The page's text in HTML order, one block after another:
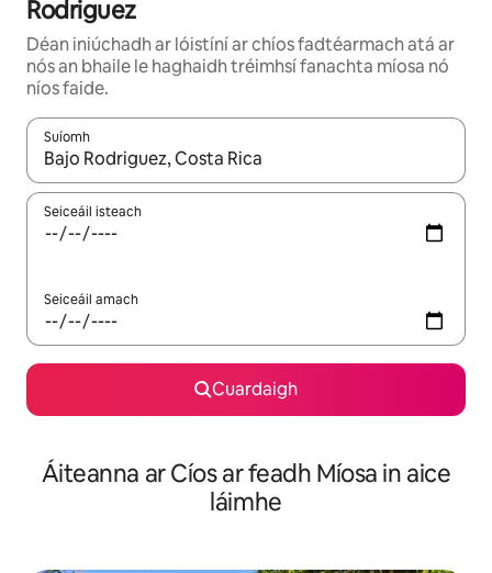
Rodriguez
Déan iniúchadh ar lóistíní ar chíos fadtéarmach atá ar
nós an bhaile le haghaidh tréimhsí fanachta míosa nó
níos faide.
Suíomh
Nuair a bheidh torthaí ar fáil, déan nascleanúint le
Seiceáil isteach
Seiceáil amach
Cuardaigh
Áiteanna ar Cíos ar feadh Míosa in aice
láimhe